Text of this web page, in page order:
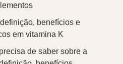
benefícios e
em vitamina K
de saber sobre a